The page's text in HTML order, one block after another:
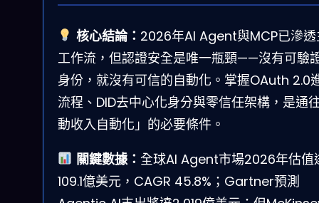
核心結論： 2026年AI Agent與MCP已滲透
工作流，但認證安全是唯一瓶頸——沒有可驗
身份，就沒有可信的自動化。掌握OAuth 2.0
流程、DID去中心化身分與零信任架構，是通
動收入自動化」的必要條件。
關鍵數據： 全球AI Agent市場2026年估值
109.1億美元，CAGR 45.8%；Gartner預測